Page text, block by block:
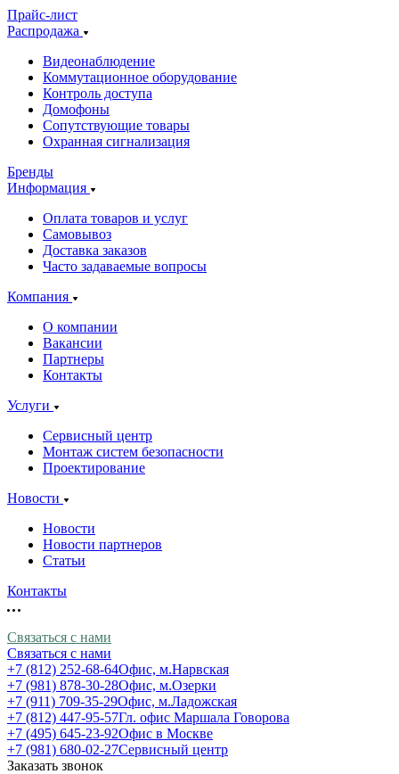
Прайс-лист
Распродажа
Видеонаблюдение
Коммутационное оборудование
Контроль доступа
Домофоны
Сопутствующие товары
Охранная сигнализация
Бренды
Информация
Оплата товаров и услуг
Самовывоз
Доставка заказов
Часто задаваемые вопросы
Компания
О компании
Вакансии
Партнеры
Контакты
Услуги
Сервисный центр
Монтаж систем безопасности
Проектирование
Новости
Новости
Новости партнеров
Статьи
Контакты
Связаться с нами
Связаться с нами
+7 (812) 252-68-64Офис, м.Нарвская
+7 (981) 878-30-28Офис, м.Озерки
+7 (911) 709-35-29Офис, м.Ладожская
+7 (812) 447-95-57Гл. офис Маршала Говорова
+7 (495) 645-23-92Офис в Москве
+7 (981) 680-02-27Сервисный центр
Заказать звонок